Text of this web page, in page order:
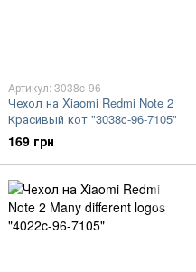
Артикул: 3038c-96
Чехол на Xiaomi Redmi Note 2
Красивый кот "3038c-96-7105"
169 грн